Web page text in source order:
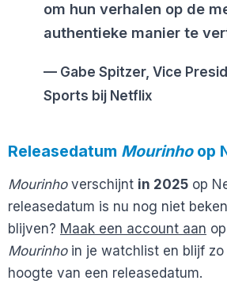
om hun verhalen op de
authentieke manier te
Gabe Spitzer, Vice
Sports bij Netflix
Releasedatum Mourinhoop
Mourinhoverschijnt in 2025 op
releasedatum is nu nog niet
blijven? Maak een account aan
Mourinhoin je watchlist en blijf zo
hoogte van een releasedatum.